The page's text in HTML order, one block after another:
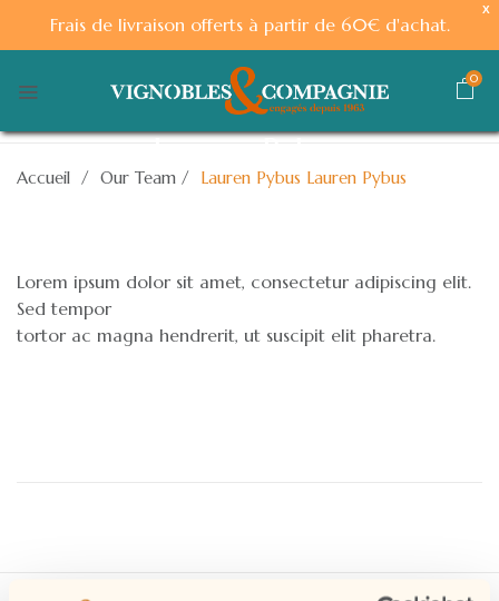
X
Frais de livraison offerts à partir de 60€ d'achat.
0
Accueil / Our Team / Lauren Pybus Lauren Pybus
Lauren Pybus
Lorem ipsum dolor sit amet, consectetur adipiscing elit.
Sed tempor
tortor ac magna hendrerit, ut suscipit elit pharetra.